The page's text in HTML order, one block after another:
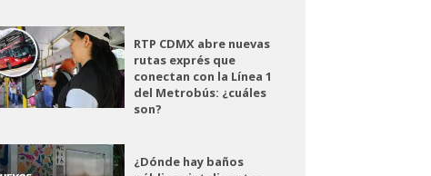
RTP CDMX abre nuevas
rutas exprés que
conectan con la Línea 1
del Metrobús: ¿cuáles
son?
¿Dónde hay baños